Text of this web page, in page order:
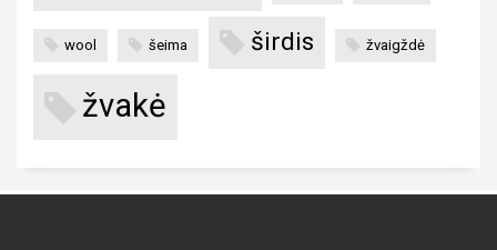
wool šeima širdis žvaigždė
žvakė